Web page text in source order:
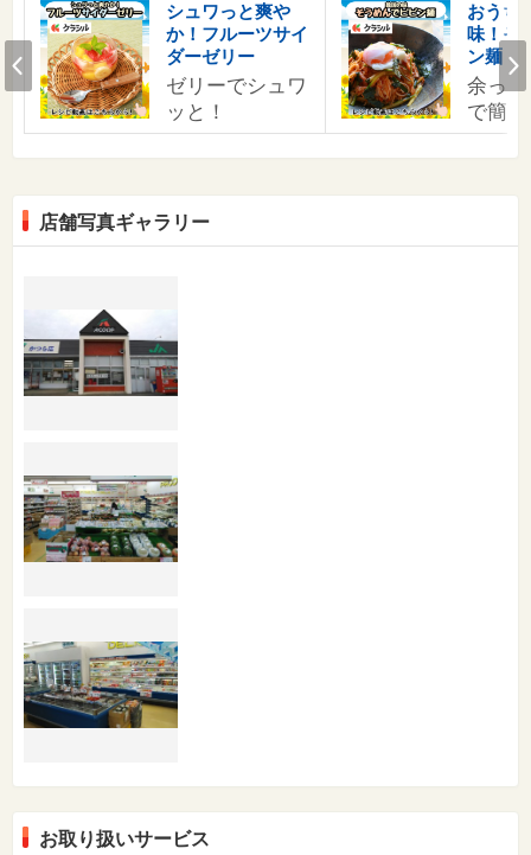
シュワっと爽や
か！フルーツサイ
ダーゼリー
ゼリーでシュワ
ッと！
おうち
味！そ
ン麺
余っ
で簡
Prev
店舗写真ギャラリー
お取り扱いサービス